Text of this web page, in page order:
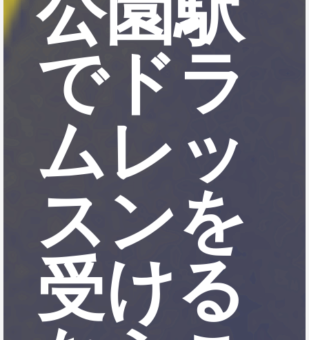
でドラ
ムレッ
スンを
受ける